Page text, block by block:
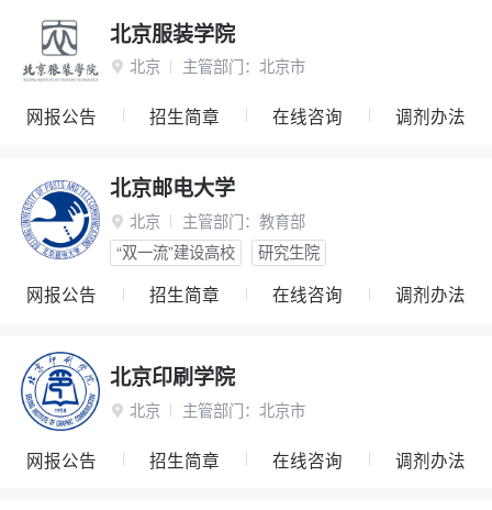
北京服装学院
 北京 主管部门： 北京市
网报公告 招生简章 在线咨询 调剂办法
北京邮电大学
 北京 主管部门： 教育部
“双一流”建设高校
研究生院
网报公告 招生简章 在线咨询 调剂办法
北京印刷学院
 北京 主管部门： 北京市
网报公告 招生简章 在线咨询 调剂办法